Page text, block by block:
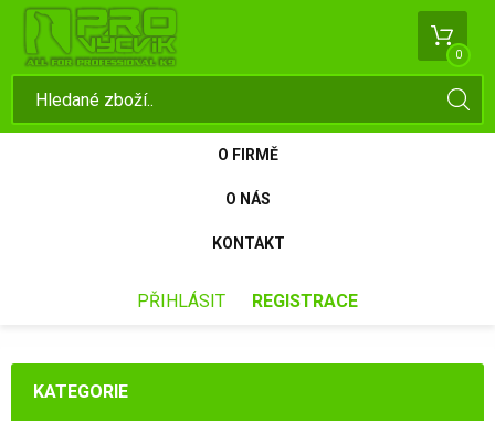
0
O FIRMĚ
O NÁS
KONTAKT
PŘIHLÁSIT REGISTRACE
KATEGORIE